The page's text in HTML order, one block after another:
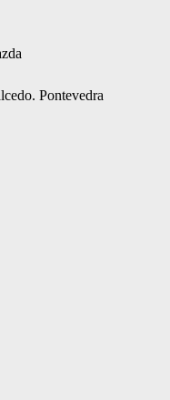
Pontevedra